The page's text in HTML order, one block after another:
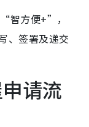
智方便+”，
、签署及递交
请流